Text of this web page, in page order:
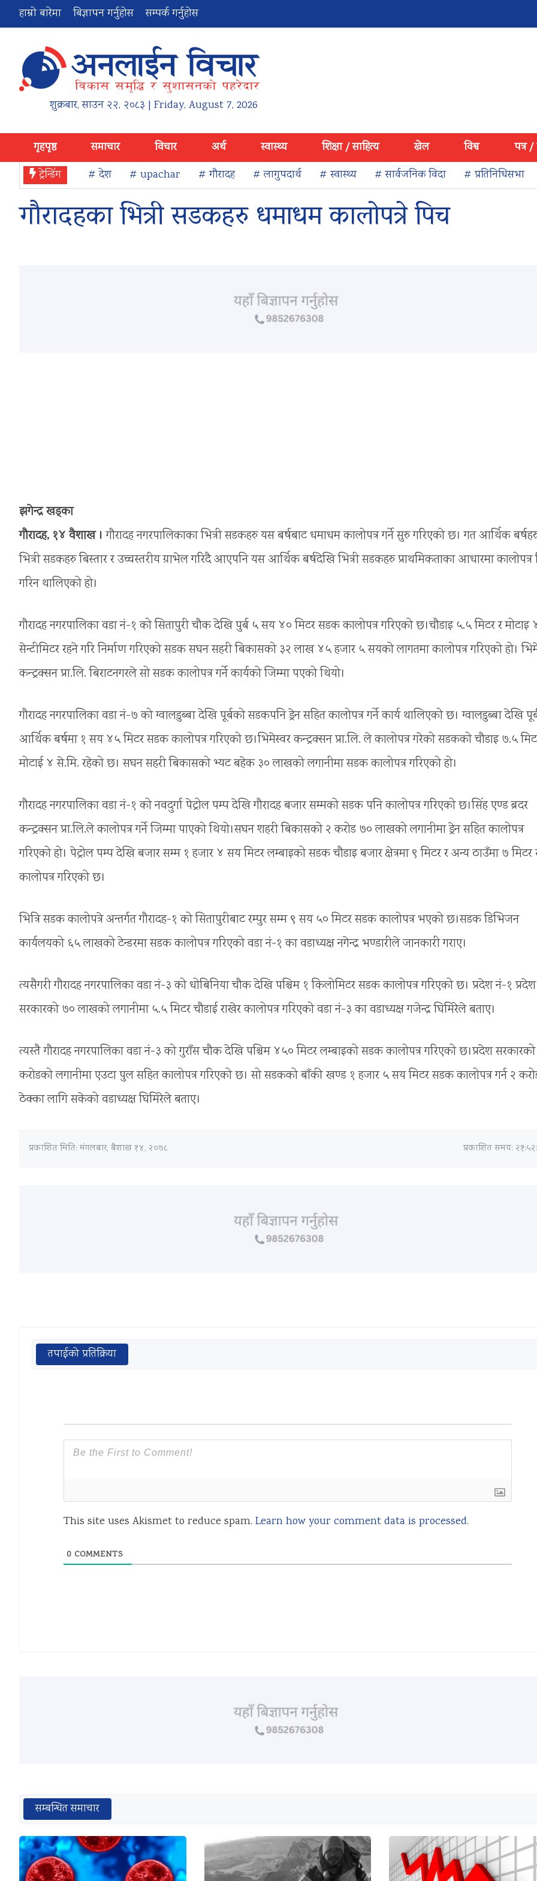
हाम्रो बारेमा बिज्ञापन गर्नुहोस सम्पर्क गर्नुहोस
शुक्रबार,साउन २२, २०८३ | Friday, August 7, 2026
गृहपृष्ठ समाचार विचार अर्थ स्वास्थ्य शिक्षा / साहित्य खेल विश्व पत्र /
ट्रेन्डिंग
# देश # upachar # गौरादह # लागुपदार्थ # स्वास्थ्य # सार्वजनिक विदा # प्रतिनिधिसभा
गौरादहका भित्री सडकहरु धमाधम कालोपत्रे पिच
झगेन्द्र खड्का
गौरादह, १४ वैशाख । गौरादह नगरपालिकाका भित्री सडकहरु यस बर्षबाट धमाधम कालोपत्र गर्ने सुरु गरिएको छ। गत आर्थिक
भित्री सडकहरु बिस्तार र उच्चस्तरीय ग्राभेल गरिदै आएपनि यस आर्थिक बर्षदेखि भित्री सडकहरु प्राथमिकताका आधारमा कालोपत्र
गरिन थालिएको हो।
गौरादह नगरपालिका वडा नं-१ को सितापुरी चौक देखि पुर्ब ५ सय ४० मिटर सडक कालोपत्र गरिएको छ।चौडाइ ५.५ मिटर र मोटाइ
सेन्टीमिटर रहने गरि निर्माण गरिएको सडक सघन सहरी बिकासको ३२ लाख ४५ हजार ५ सयको लागतमा कालोपत्र गरिएको हो।
कन्ट्रक्सन प्रा.लि. बिराटनगरले सो सडक कालोपत्र गर्ने कार्यको जिम्मा पएको थियो।
गौरादह नगरपालिका वडा नं-७ को ग्वालडुब्बा देखि पूर्बको सडकपनि ड्रेन सहित कालोपत्र गर्ने कार्य थालिएको छ। ग्वालडुब्बा देखि
आर्थिक बर्षमा १ सय ४५ मिटर सडक कालोपत्र गरिएको छ।भिमेस्वर कन्ट्रक्सन प्रा.लि. ले कालोपत्र गरेको सडकको चौडाइ ७.५
मोटाई ४ से.मि. रहेको छ। सघन सहरी बिकासको भ्यट बहेक ३० लाखको लगानीमा सडक कालोपत्र गरिएको हो।
गौरादह नगरपालिका वडा नं-१ को नवदुर्गा पेट्रोल पम्प देखि गौरादह बजार सम्मको सडक पनि कालोपत्र गरिएको छ।सिंह एण्ड ब्रदर
कन्ट्रक्सन प्रा.लि.ले कालोपत्र गर्ने जिम्मा पाएको थियो।सघन शहरी बिकासको २ करोड ७० लाखको लगानीमा ड्रेन सहित कालोपत्र
गरिएको हो। पेट्रोल पम्प देखि बजार सम्म १ हजार ४ सय मिटर लम्बाइको सडक चौडाइ बजार क्षेत्रमा ९ मिटर र अन्य ठाउँमा ७ मिटर
कालोपत्र गरिएको छ।
भित्रि सडक कालोपत्रे अन्तर्गत गौरादह-१ को सितापुरीबाट रम्पुर सम्म ९ सय ५० मिटर सडक कालोपत्र भएको छ।सडक डिभिजन
कार्यलयको ६५ लाखको टेन्डरमा सडक कालोपत्र गरिएको वडा नं-१ का वडाध्यक्ष नगेन्द्र भण्डारीले जानकारी गराए।
त्यसैगरी गौरादह नगरपालिका वडा नं-३ को धोबिनिया चौक देखि पश्चिम १ किलोमिटर सडक कालोपत्र गरिएको छ। प्रदेश नं-१ प्रदेश
सरकारको ७० लाखको लगानीमा ५.५ मिटर चौडाई राखेर कालोपत्र गरिएको वडा नं-३ का वडाध्यक्ष गजेन्द्र घिमिरेले बताए।
त्यस्तै गौरादह नगरपालिका वडा नं-३ को गुराँस चौक देखि पश्चिम ४५० मिटर लम्बाइको सडक कालोपत्र गरिएको छ।प्रदेश
करोडको लगानीमा एउटा पुल सहित कालोपत्र गरिएको छ। सो सडकको बाँकी खण्ड १ हजार ५ सय मिटर सडक कालोपत्र गर्न २
ठेक्का लागि सकेको वडाध्यक्ष घिमिरेले बताए।
प्रकाशित मिति:मंगलबार, बैशाख १४, २०७८ प्रकाशित समय:
तपाईको प्रतिक्रिया
This site uses Akismet to reduce spam. Learn how your comment data is processed.
0 COMMENTS
सम्बन्धित समाचार